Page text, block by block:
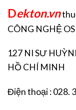
Dekton.vn
CÔNG NGHỆ
127 NI SƯ
HỒ CHÍ MINH
Điện thoại : 028.